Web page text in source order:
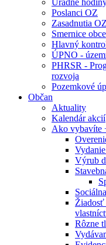
Úradné
Poslanci OZ
Zasadnutia OZ
Smernice obce
Hlavný
ÚPNO -
PHRSR -
rozvoja
Pozemkové
Občan
Aktuality
Kalendár akcií
Ako vybavíte
Výrub
Žiadosť
Rôzne